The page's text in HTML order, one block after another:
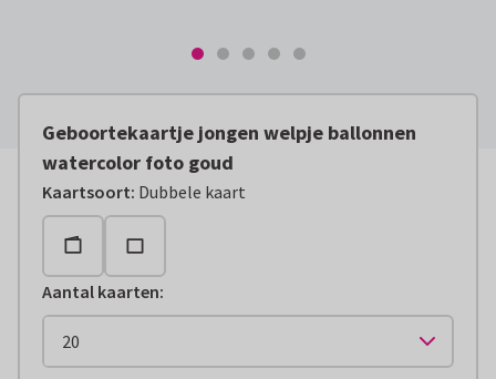
Geboortekaartje jongen welpje ballonnen
watercolor foto goud
Kaartsoort: Dubbele kaart
Aantal kaarten: